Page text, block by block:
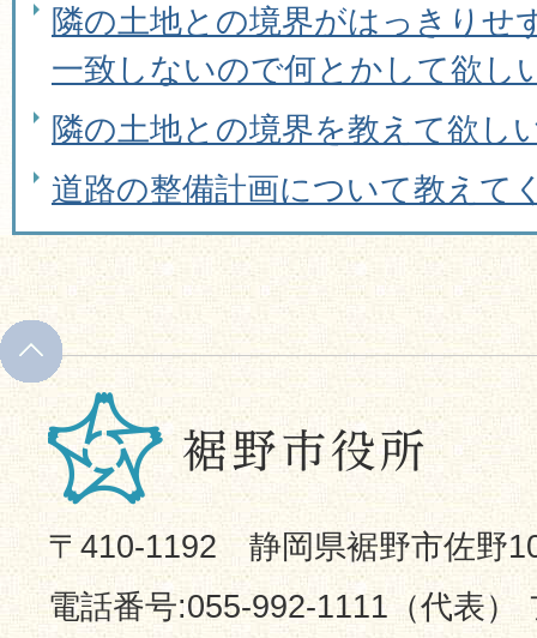
隣の土地との境界がはっきりせ
一致しないので何とかして欲し
隣の土地との境界を教えて欲し
道路の整備計画について教えて
〒410-1192 静岡県裾野市佐野
電話番号:055-992-1111（代表）